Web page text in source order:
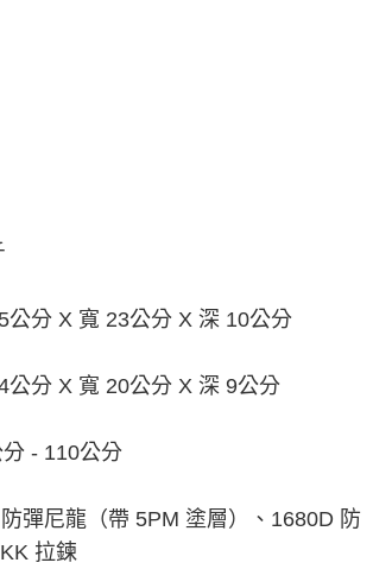
公分 X 寬 23公分 X 深 10公分
公分 X 寬 20公分 X 深 9公分
- 110公分
彈尼龍（帶 5PM 塗層）、1680D 防
拉鍊